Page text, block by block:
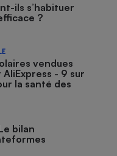
ils s’habituer
?
vendues
- 9 sur
la santé des
bilan